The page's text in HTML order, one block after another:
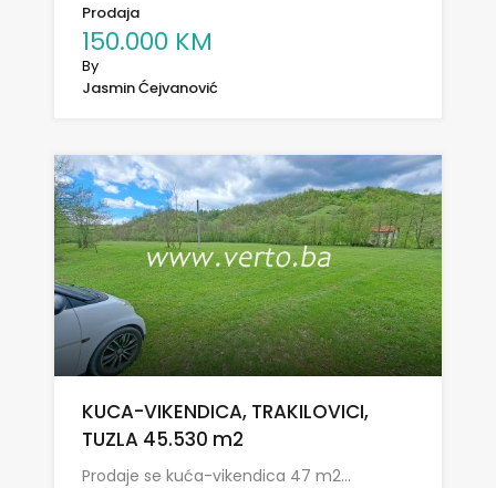
Prodaja
150.000 KM
By
Jasmin Ćejvanović
KUCA-VIKENDICA, TRAKILOVICI,
TUZLA 45.530 m2
Prodaje se kuća-vikendica 47 m2…